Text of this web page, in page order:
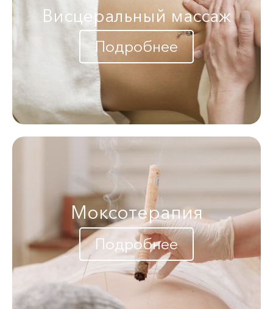
Висцеральный массаж
Подробнее
Моксотерапия
Подробнее